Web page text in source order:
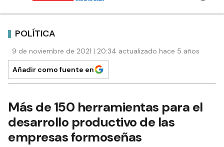
POLÍTICA
9 de noviembre de 2021 | 20:34 actualizado hace 5 años
Añadir como fuente en
Más de 150 herramientas para el
desarrollo productivo de las
empresas formoseñas